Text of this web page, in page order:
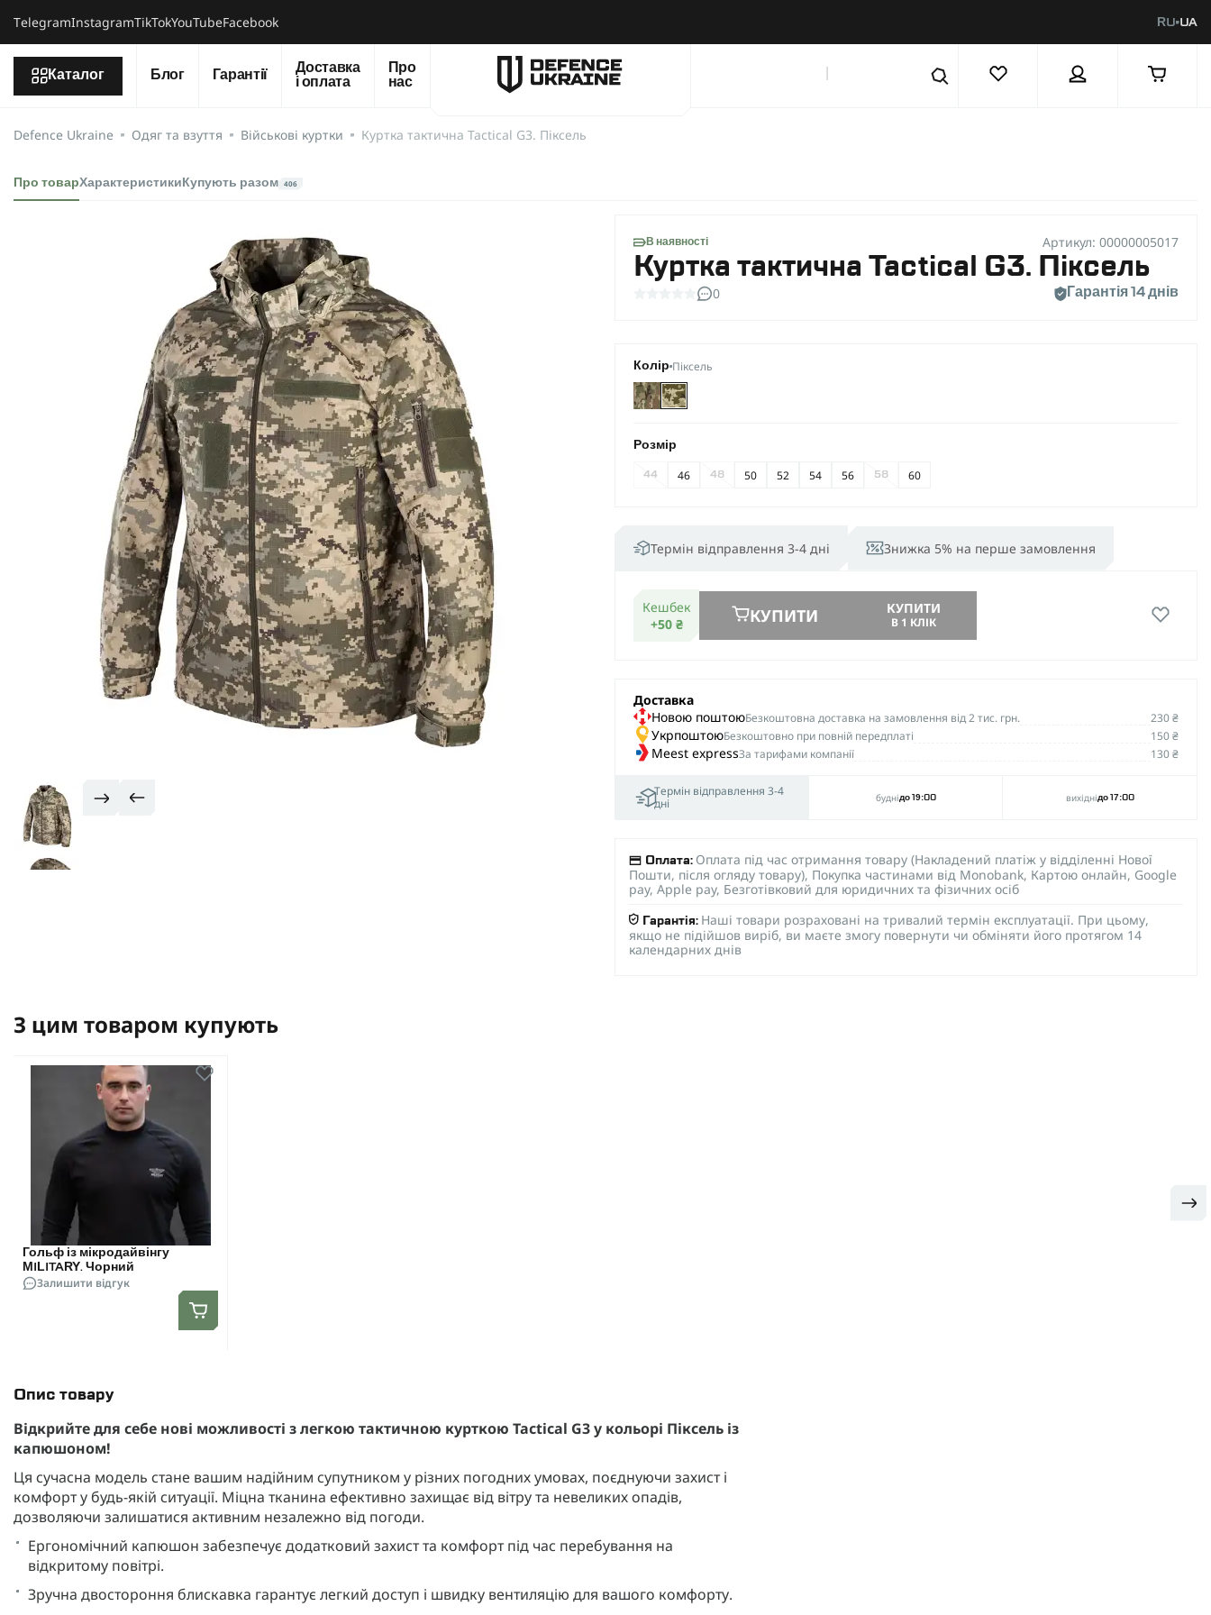
ТelegramInstagramTikTokYouTubeFacebook RU UA
Каталог Блог Гарантії
Доставка
і оплата
Про
нас
Defence Ukraine Одяг та взуття Військові куртки Куртка тактична Tactical G3. Піксель
Про товарХарактеристики Купують разом 406
В наявності Артикул: 00000005017
Куртка тактична Tactical G3. Піксель
0 Гарантія 14 днів
Колір Піксель
Розмір
44 46 48 50 52 54 56 58 60
Термін відправлення 3-4 дні Знижка 5% на перше замовлення
Кешбек
+50 ₴
КУПИТИ КУПИТИ
В 1 КЛІК
Доставка
Новою поштоюБезкоштовна доставка на замовлення від 2 тис. грн. 230 ₴
УкрпоштоюБезкоштовно при повній передплаті 150 ₴
Meest expressЗа тарифами компанії 130 ₴
Термін відправлення 3-4
дні
буднідо 19:00 вихіднідо 17:00
Оплата: Оплата під час отримання товару (Накладений платіж у відділенні Нової
Пошти, після огляду товару), Покупка частинами від Monobank, Картою онлайн, Google
pay, Apple pay, Безготівковий для юридичних та фізичних осіб
Гарантія: Наші товари розраховані на тривалий термін експлуатації. При цьому,
якщо не підійшов виріб, ви маєте змогу повернути чи обміняти його протягом 14
календарних днів
Опис товару
Відкрийте для себе нові можливості з легкою тактичною курткою Tactical G3 у кольорі Піксель із
капюшоном!
Ця сучасна модель стане вашим надійним супутником у різних погодних умовах, поєднуючи захист і
комфорт у будь-якій ситуації. Міцна тканина ефективно захищає від вітру та невеликих опадів,
дозволяючи залишатися активним незалежно від погоди.
Ергономічний капюшон забезпечує додатковий захист та комфорт під час перебування на
відкритому повітрі.
Зручна двостороння блискавка гарантує легкий доступ і швидку вентиляцію для вашого комфорту.
З цим товаром купують
Гольф із мікродайвінгу
MILITARY. Чорний
Залишити відгук